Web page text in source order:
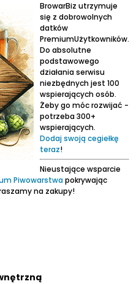
BrowarBiz utrzymuje
się z dobrowolnych
datków
PremiumUżytkowników.
Do absolutne
podstawowego
działania serwisu
niezbędnych jest 100
wspierających osób.
Żeby go móc rozwijać -
potrzeba 300+
wspierających.
Dodaj swoją cegiełkę
teraz!
Nieustające wsparcie
Piwowarstwapokrywając
na zakupy!